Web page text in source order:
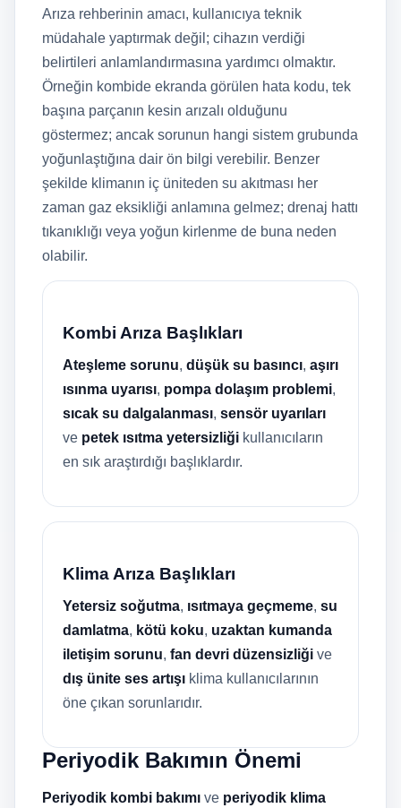
Arıza rehberinin amacı, kullanıcıya teknik
müdahale yaptırmak değil; cihazın verdiği
belirtileri anlamlandırmasına yardımcı olmaktır.
Örneğin kombide ekranda görülen hata kodu, tek
başına parçanın kesin arızalı olduğunu
göstermez; ancak sorunun hangi sistem grubunda
yoğunlaştığına dair ön bilgi verebilir. Benzer
şekilde klimanın iç üniteden su akıtması her
zaman gaz eksikliği anlamına gelmez; drenaj hattı
tıkanıklığı veya yoğun kirlenme de buna neden
olabilir.
Kombi Arıza Başlıkları
Ateşleme sorunu, düşük su basıncı, aşırı
ısınma uyarısı, pompa dolaşım problemi,
sıcak su dalgalanması, sensör uyarıları
ve petek ısıtma yetersizliği kullanıcıların
en sık araştırdığı başlıklardır.
Klima Arıza Başlıkları
Yetersiz soğutma, ısıtmaya geçmeme, su
damlatma, kötü koku, uzaktan kumanda
iletişim sorunu, fan devri düzensizliği ve
dış ünite ses artışı klima kullanıcılarının
öne çıkan sorunlarıdır.
Periyodik Bakımın Önemi
Periyodik kombi bakımı ve periyodik klima